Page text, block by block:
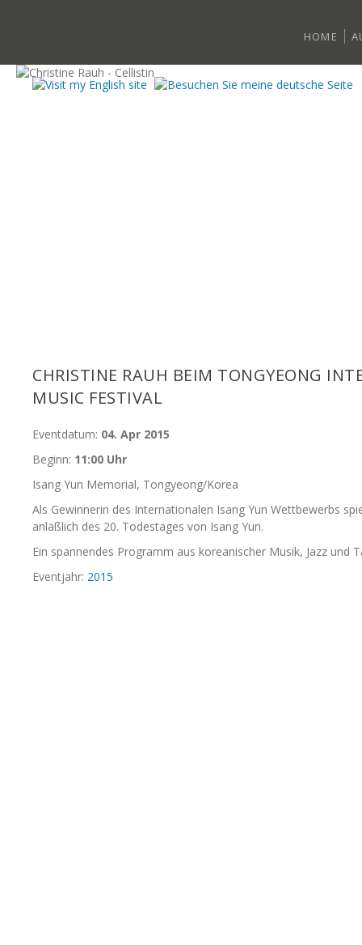
HOME
CHRISTINE RAUH BEIM TONGYEONG
MUSIC FESTIVAL
Eventdatum: 04. Apr 2015
Beginn: 11:00 Uhr
Isang Yun Memorial, Tongyeong/Korea
Als Gewinnerin des Internationalen Isang Yun Wettbewerbs
anläßlich des 20. Todestages von Isang Yun.
Ein spannendes Programm aus koreanischer Musik, Jazz und
Eventjahr: 2015